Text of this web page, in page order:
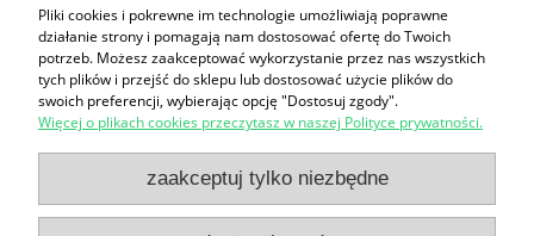
Narodu i Państwa Polskiego]
18,00 zł
do koszyka
Pliki cookies i pokrewne im technologie umożliwiają poprawne
działanie strony i pomagają nam dostosować ofertę do Twoich
potrzeb. Możesz zaakceptować wykorzystanie przez nas wszystkich
tych plików i przejść do sklepu lub dostosować użycie plików do
swoich preferencji, wybierając opcję "Dostosuj zgody".
Więcej o plikach cookies przeczytasz w naszej Polityce prywatności.
zaakceptuj tylko niezbędne